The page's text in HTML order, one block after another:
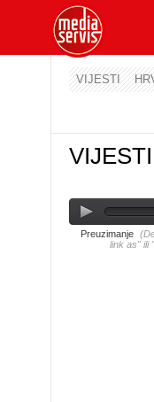
VIJESTI
Preuzimanje
link as" ili